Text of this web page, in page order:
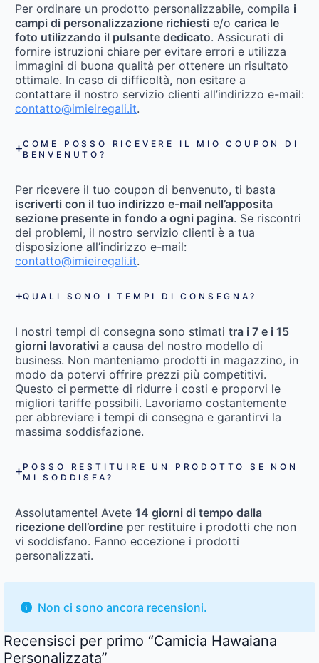
Per ordinare un prodotto personalizzabile, compila i
campi di personalizzazione richiesti e/o carica le
foto utilizzando il pulsante dedicato. Assicurati di
fornire istruzioni chiare per evitare errori e utilizza
immagini di buona qualità per ottenere un risultato
ottimale. In caso di difficoltà, non esitare a
contattare il nostro servizio clienti all’indirizzo e-mail:
contatto@imieiregali.it.
COME POSSO RICEVERE IL MIO COUPON DI
BENVENUTO?
Per ricevere il tuo coupon di benvenuto, ti basta
iscriverti con il tuo indirizzo e-mail nell’apposita
sezione presente in fondo a ogni pagina. Se riscontri
dei problemi, il nostro servizio clienti è a tua
disposizione all’indirizzo e-mail:
contatto@imieiregali.it.
QUALI SONO I TEMPI DI CONSEGNA?
I nostri tempi di consegna sono stimati tra i 7 e i 15
giorni lavorativi a causa del nostro modello di
business. Non manteniamo prodotti in magazzino, in
modo da potervi offrire prezzi più competitivi.
Questo ci permette di ridurre i costi e proporvi le
migliori tariffe possibili. Lavoriamo costantemente
per abbreviare i tempi di consegna e garantirvi la
massima soddisfazione.
POSSO RESTITUIRE UN PRODOTTO SE NON
MI SODDISFA?
Assolutamente! Avete 14 giorni di tempo dalla
ricezione dell’ordine per restituire i prodotti che non
vi soddisfano. Fanno eccezione i prodotti
personalizzati.
Non ci sono ancora recensioni.
Recensisci per primo “Camicia Hawaiana
Personalizzata”